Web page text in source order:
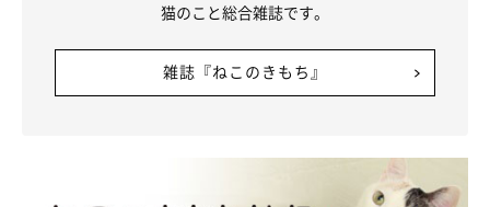
猫のこと総合雑誌です。
雑誌『ねこのきもち』